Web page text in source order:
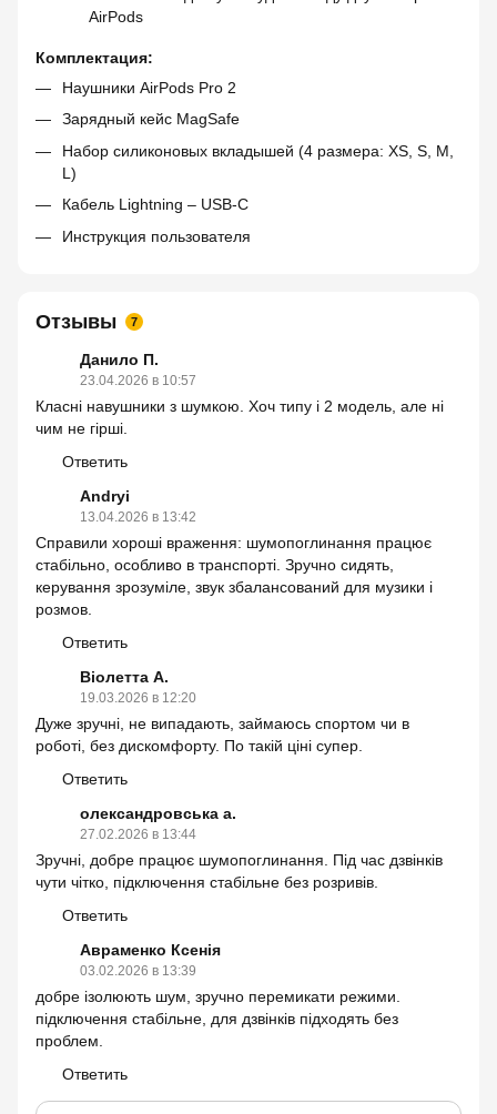
AirPods
Комплектация:
Наушники AirPods Pro 2
Зарядный кейс MagSafe
Набор силиконовых вкладышей (4 размера: XS, S, M,
L)
Кабель Lightning – USB-C
Инструкция пользователя
Отзывы 7
Данило П.
23.04.2026 в 10:57
Класні навушники з шумкою. Хоч типу і 2 модель, але ні
чим не гірші.
Ответить
Andryi
13.04.2026 в 13:42
Справили хороші враження: шумопоглинання працює
стабільно, особливо в транспорті. Зручно сидять,
керування зрозуміле, звук збалансований для музики і
розмов.
Ответить
Віолетта А.
19.03.2026 в 12:20
Дуже зручні, не випадають, займаюсь спортом чи в
роботі, без дискомфорту. По такій ціні супер.
Ответить
олександровська а.
27.02.2026 в 13:44
Зручні, добре працює шумопоглинання. Під час дзвінків
чути чітко, підключення стабільне без розривів.
Ответить
Авраменко Ксенія
03.02.2026 в 13:39
добре ізолюють шум, зручно перемикати режими.
підключення стабільне, для дзвінків підходять без
проблем.
Ответить